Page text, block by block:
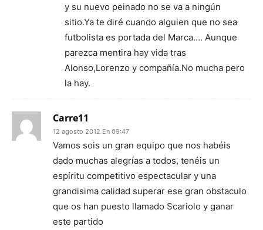
y su nuevo peinado no se va a ningún
sitio.Ya te diré cuando alguien que no sea
futbolista es portada del Marca…. Aunque
parezca mentira hay vida tras
Alonso,Lorenzo y compañía.No mucha pero
la hay.
Carre11
12 agosto 2012 En 09:47
Vamos sois un gran equipo que nos habéis
dado muchas alegrías a todos, tenéis un
espíritu competitivo espectacular y una
grandisima calidad superar ese gran obstaculo
que os han puesto llamado Scariolo y ganar
este partido